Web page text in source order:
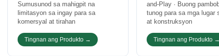
Sumusunod sa mahigpit na
limitasyon sa ingay para sa
komersyal at tirahan
Tingnan ang Produkto →
and-Play · Buong
tunog para sa mga lugar
at konstruksyon
Tingnan ang Produkto